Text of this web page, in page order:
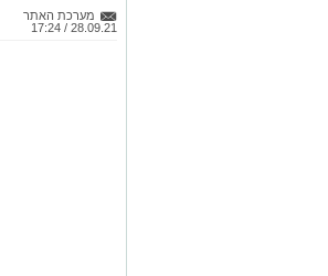
מערכת האתר
28.09.21 / 17:24